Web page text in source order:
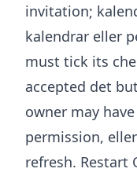
invitation;
kalendrar eller
must tick its
accepted det
owner may
permission,
refresh. Restart